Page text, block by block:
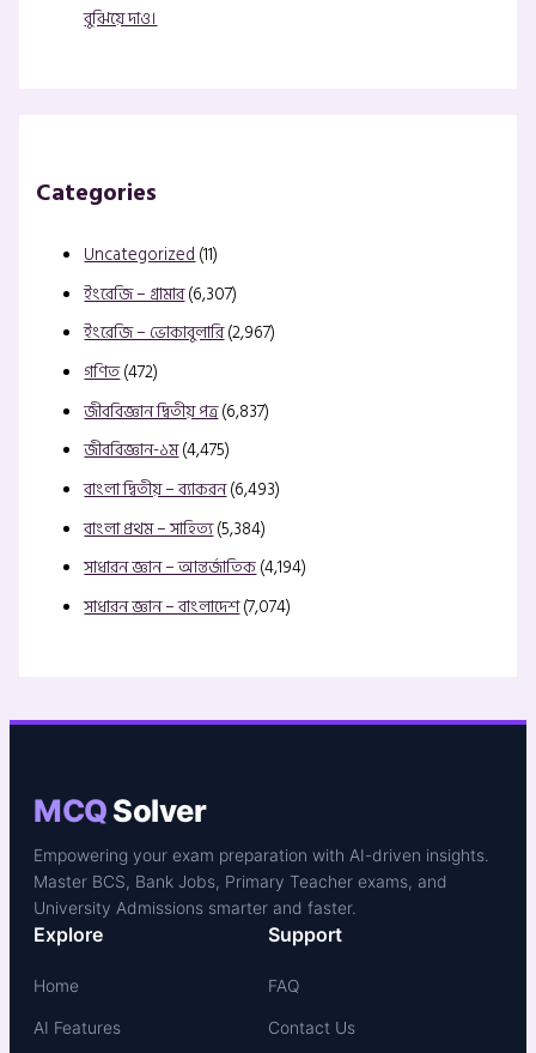
বুঝিয়ে দাও।
Categories
Uncategorized(11)
ইংরেজি – গ্রামার(6,307)
ইংরেজি – ভোকাবুলারি(2,967)
গণিত(472)
জীববিজ্ঞান দ্বিতীয় পত্র(6,837)
জীববিজ্ঞান-১ম(4,475)
বাংলা দ্বিতীয় – ব্যাকরন(6,493)
বাংলা প্রথম – সাহিত্য(5,384)
সাধারন জ্ঞান – আন্তর্জাতিক(4,194)
সাধারন জ্ঞান – বাংলাদেশ(7,074)
MCQSolver
Empowering your exam preparation with AI-driven insights.
Master BCS, Bank Jobs, Primary Teacher exams, and
University Admissions smarter and faster.
Explore
Home
AI Features
Support
FAQ
Contact Us